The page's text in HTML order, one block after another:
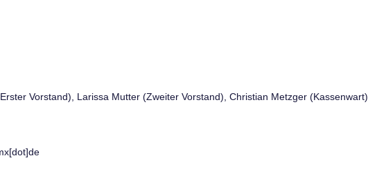
Vorstand), Larissa Mutter (Zweiter Vorstand), Christian Metzger (Kassenwart)